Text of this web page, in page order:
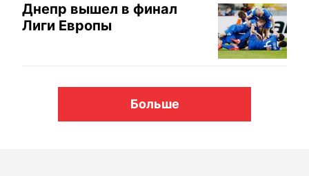
Днепр вышел в финал
Лиги Европы
Больше